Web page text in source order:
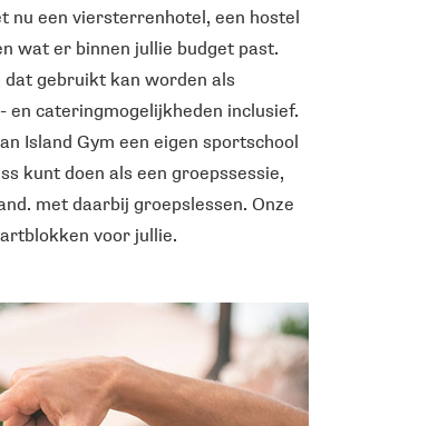
nu een viersterrenhotel, een hostel
wat er binnen jullie budget past.
dat gebruikt kan worden als
cateringmogelijkheden inclusief.
Island Gym een eigen sportschool
kunt doen als een groepssessie,
met daarbij groepslessen. Onze
voor jullie.